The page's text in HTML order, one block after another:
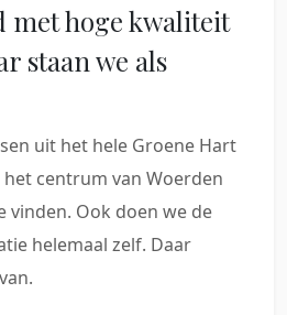
met hoge kwaliteit
staan we als
uit het hele Groene Hart
centrum van Woerden
vinden. Ook doen we de
helemaal zelf. Daar